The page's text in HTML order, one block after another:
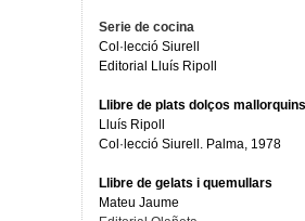
Serie de cocina
Col·lecció Siurell
Editorial Lluís Ripoll
Llibre de plats dolços mallorquins
Lluís Ripoll
Col·lecció Siurell. Palma, 1978
Llibre de gelats i quemullars
Mateu Jaume